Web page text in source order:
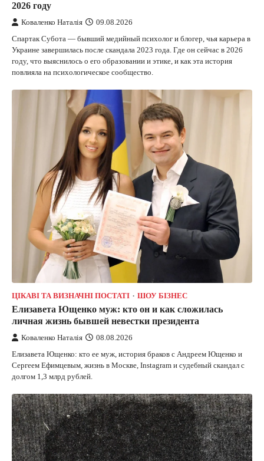
2026 году
Коваленко Наталія 09.08.2026
Спартак Субота — бывший медийный психолог и блогер, чья карьера в
Украине завершилась после скандала 2023 года. Где он сейчас в 2026
году, что выяснилось о его образовании и этике, и как эта история
повлияла на психологическое сообщество.
ЦІКАВІ ТА ВИЗНАЧНІ ПОСТАТІ ШОУ БІЗНЕС
Елизавета Ющенко муж: кто он и как сложилась
личная жизнь бывшей невестки президента
Коваленко Наталія 08.08.2026
Елизавета Ющенко: кто ее муж, история браков с Андреем Ющенко и
Сергеем Ефимцевым, жизнь в Москве, Instagram и судебный скандал с
долгом 1,3 млрд рублей.